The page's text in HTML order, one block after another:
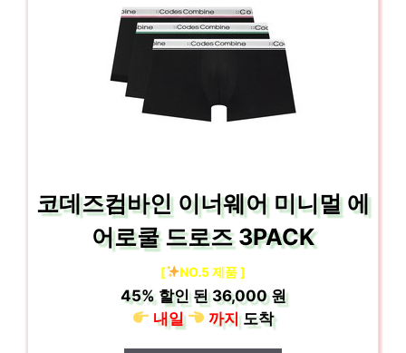
코데즈컴바인 이너웨어 미니멀 에
어로쿨 드로즈 3PACK
[ NO.5 제품 ]
45%할인 된36,000 원
내일
까지도착